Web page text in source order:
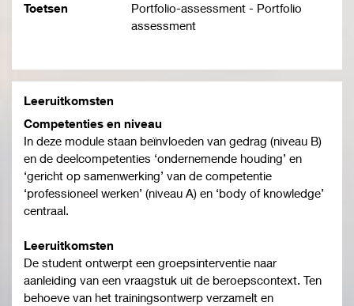
Toetsen
Portfolio-assessment - Portfolio
assessment
Leeruitkomsten
Competenties en niveau
In deze module staan beïnvloeden van gedrag (niveau B)
en de deelcompetenties ‘ondernemende houding’ en
‘gericht op samenwerking’ van de competentie
‘professioneel werken’ (niveau A) en ‘body of knowledge’
centraal.
Leeruitkomsten
De student ontwerpt een groepsinterventie naar
aanleiding van een vraagstuk uit de beroepscontext. Ten
behoeve van het trainingsontwerp verzamelt en